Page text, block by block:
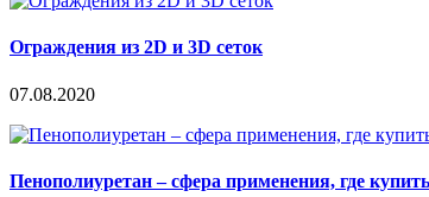
Ограждения из 2D и 3D сеток
07.08.2020
Пенополиуретан – сфера применения, где